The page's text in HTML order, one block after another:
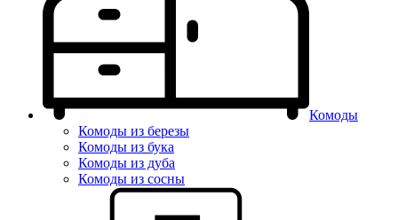
Комоды
Комоды из березы
Комоды из бука
Комоды из дуба
Комоды из сосны